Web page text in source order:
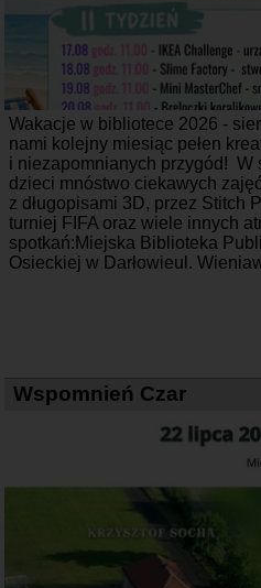
Wakacje w bibliotece 2026 -
nami kolejny miesiąc pełen
i niezapomnianych przygód! W
dzieci mnóstwo ciekawych
z długopisami 3D, przez Stitch
turniej FIFA oraz wiele innych
spotkań:Miejska Biblioteka
Osieckiej w Darłowieul.
Wspomnień Czar